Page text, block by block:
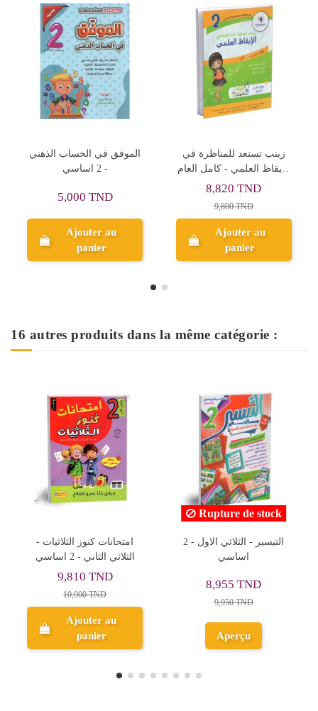
زينب تستعد
الايقاظ العلمي - كامل
Ajouter au
panier
الطريق الى النموذجي في
10,950 TND
Aperçu
16 autres produits dans la même catégorie :
اساسي
8,955 TND
Aperçu
Je Comprends et J'applique -
2ème Année Primaire
Ajouter au
panier